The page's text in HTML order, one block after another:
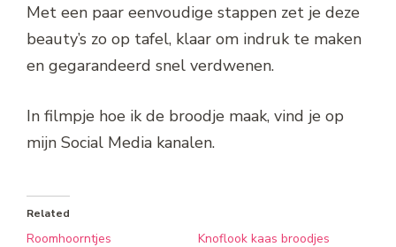
Met een paar eenvoudige stappen zet je deze
beauty’s zo op tafel, klaar om indruk te maken
en gegarandeerd snel verdwenen.
In filmpje hoe ik de broodje maak, vind je op
mijn Social Media kanalen.
Related
Roomhoorntjes Knoflook kaas broodjes